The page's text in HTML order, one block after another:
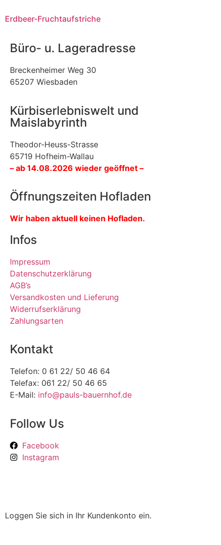
Erdbeer-Fruchtaufstriche
Büro- u. Lageradresse
Breckenheimer Weg 30
65207 Wiesbaden
Kürbiserlebniswelt und
Maislabyrinth
Theodor-Heuss-Strasse
65719 Hofheim-Wallau
– ab 14.08.2026 wieder geöffnet –
Öffnungszeiten Hofladen
Wir haben aktuell keinen Hofladen.
Infos
Impressum
Datenschutzerklärung
AGB’s
Versandkosten und Lieferung
Widerrufserklärung
Zahlungsarten
Kontakt
Telefon: 0 61 22/ 50 46 64
Telefax: 061 22/ 50 46 65
E-Mail: info@pauls-bauernhof.de
Follow Us
Facebook
Instagram
Loggen Sie sich in Ihr Kundenkonto ein.